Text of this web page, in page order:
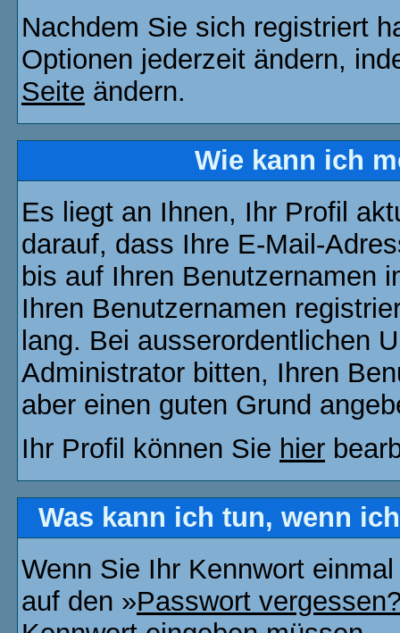
Nachdem Sie sich registriert
Optionen jederzeit ändern,
Seite ändern.
Wie kann ich
Es liegt an Ihnen, Ihr Profil
darauf, dass Ihre E-Mail-
bis auf Ihren Benutzernamen
Ihren Benutzernamen
lang. Bei ausserordentlichen
Administrator bitten, Ihren
aber einen guten Grund
Ihr Profil können Sie hier
Was kann ich tun, wenn
Wenn Sie Ihr Kennwort
auf den »Passwort